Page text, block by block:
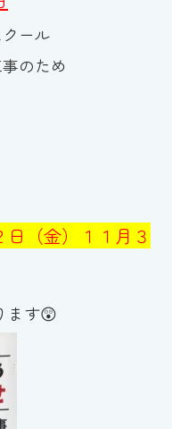
ール
のため
日（金）１１月３
ます😲